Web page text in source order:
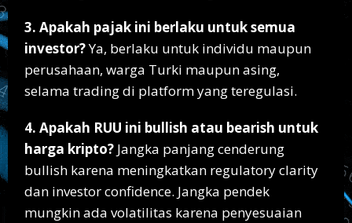
3. Apakah pajak ini berlaku untuk semua
investor?Ya, berlaku untuk individu maupun
perusahaan, warga Turki maupun asing,
selama trading di platform yang teregulasi.
4. Apakah RUU ini bullish atau bearish untuk
harga kripto? Jangka panjang cenderung
bullish karena meningkatkan regulatory clarity
dan investor confidence. Jangka pendek
mungkin ada volatilitas karena penyesuaian